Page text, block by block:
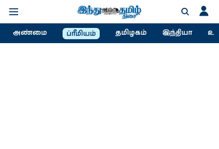
அண்மை ப்ரீமியம் தமிழகம் இந்தியா